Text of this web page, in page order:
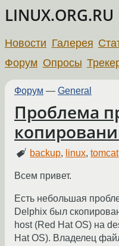
LINUX.ORG.RU
Новости Галерея
Форум Опросы
Форум — General
Проблема
backup, linux,tomcat
Всем привет.
Есть небольшая
Delphix был
host (Red Hat OS) на
Hat OS). Владелец